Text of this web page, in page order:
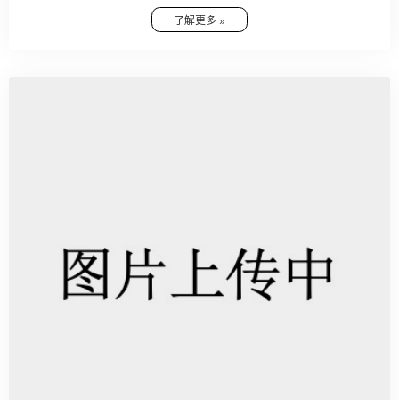
了解更多 »